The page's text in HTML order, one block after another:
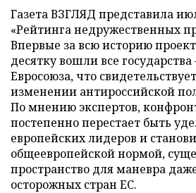
Газета ВЗГЛЯД представила
«Рейтинга недружественных
Впервые за всю историю
десятку вошли все
Евросоюза, что
изменении антироссийской
По мнению экспертов,
постепенно перестает быть
европейских лидеров и
общеевропейской нормой,
пространство для маневра
осторожных стран ЕС.